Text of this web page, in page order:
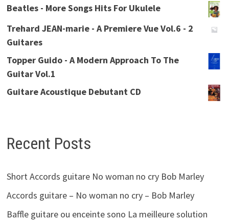
Beatles - More Songs Hits For Ukulele
Trehard JEAN-marie - A Premiere Vue Vol.6 - 2
Guitares
Topper Guido - A Modern Approach To The
Guitar Vol.1
Guitare Acoustique Debutant CD
Recent Posts
Short Accords guitare No woman no cry Bob Marley
Accords guitare – No woman no cry – Bob Marley
Baffle guitare ou enceinte sono La meilleure solution